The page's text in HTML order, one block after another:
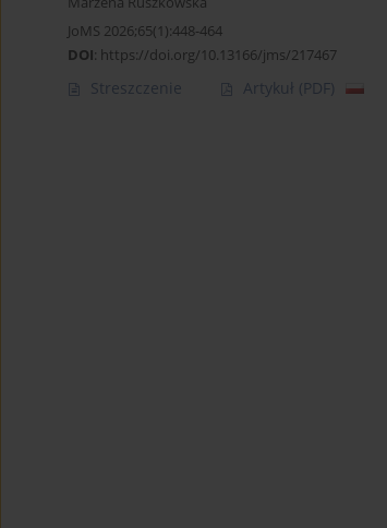
JoMS 2026;65(1):448-464
DOI: https://doi.org/10.13166/jms/217467
Streszczenie Artykuł (PDF)